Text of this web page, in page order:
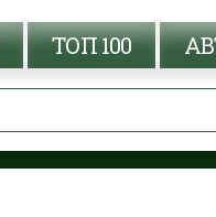
ТОП 100